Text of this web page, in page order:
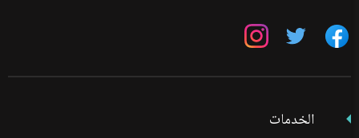
تابعنا
فيسبوك
تابعنا
على
تويتر
تابعنا
انستجرام
الخدمات